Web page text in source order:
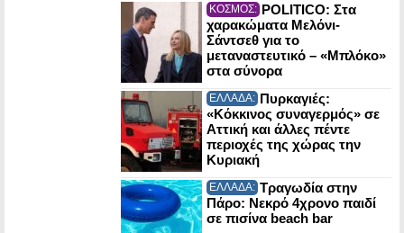
ΚΟΣΜΟΣ: POLITICO: Στα
χαρακώματα Μελόνι-
Σάντσεθ για το
μεταναστευτικό – «Μπλόκο»
στα σύνορα
ΕΛΛΑΔΑ: Πυρκαγιές:
«Κόκκινος συναγερμός» σε
Αττική και άλλες πέντε
περιοχές της χώρας την
Κυριακή
ΕΛΛΑΔΑ: Τραγωδία στην
Πάρο: Νεκρό 4χρονο παιδί
σε πισίνα beach bar